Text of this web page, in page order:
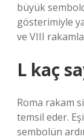
büyük
gösterimiyle
ve VIII
L kaç
Roma rakam
temsil eder.
sembolün